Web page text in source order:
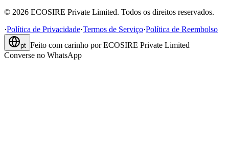
© 2026 ECOSIRE Private Limited. Todos os direitos reservados.
·Política de Privacidade·Termos de Serviço·Política de Reembolso
pt Feito com carinho por ECOSIRE Private Limited
Converse no WhatsApp